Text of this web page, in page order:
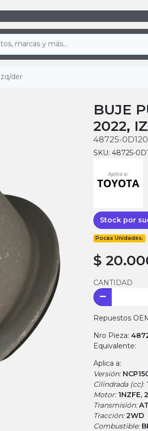
der
BUJE
2022,
48725-0D120
SKU: 48725-
Stock por
Pocas Unidades.
$
CANTIDAD
Repuestos
Nro Pieza:
Equivalente:
Aplica a:
Versión:
Cilindrada (cc):
Motor: 1NZFE,
Transmisión:
Tracción:2WD
Combustible: